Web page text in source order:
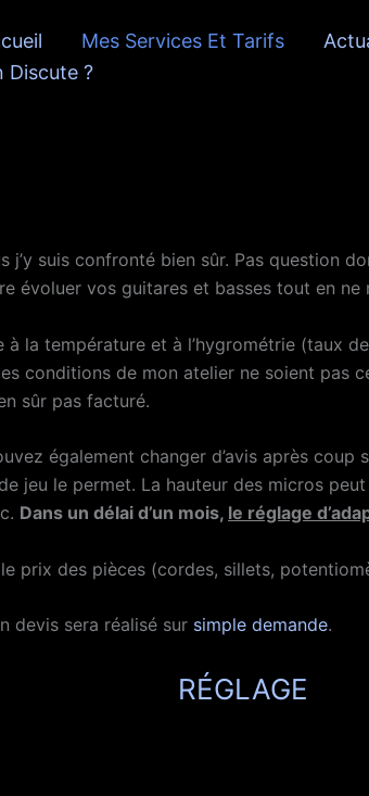
Mes Services Et Tarifs
Discute ?
suis confronté bien sûr. Pas question
évoluer vos guitares et basses tout en
la température et à l’hygrométrie (taux
conditions de mon atelier ne soient
sûr pas facturé.
également changer d’avis après
jeu le permet. La hauteur des micros
Dans un délai d’un mois, le réglage
prix des pièces (cordes, sillets,
devis sera réalisé sur simple demande.
RÉGLAGE